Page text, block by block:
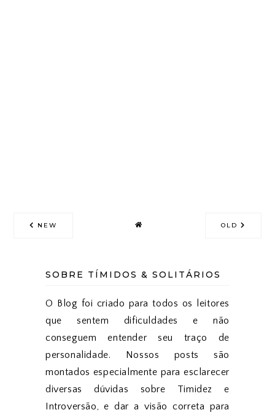
NEW OLD
SOBRE TÍMIDOS & SOLITÁRIOS
O Blog foi criado para todos os leitores
que sentem dificuldades e não
conseguem entender seu traço de
personalidade. Nossos posts são
montados especialmente para esclarecer
diversas dúvidas sobre Timidez e
Introversão, e dar a visão correta para